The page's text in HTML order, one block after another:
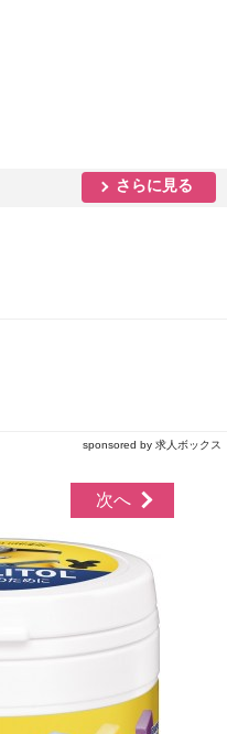
さらに見る
sponsored by 求人ボックス
次へ